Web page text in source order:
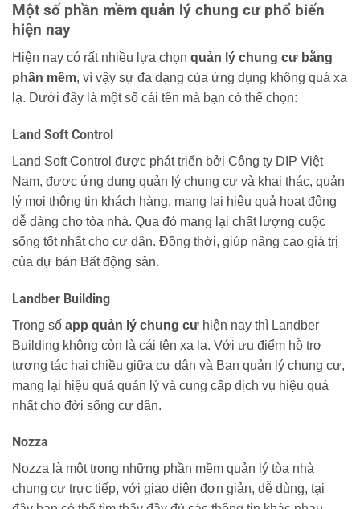
Một số phần mềm quản lý chung cư phổ biến
hiện nay
Hiện nay có rất nhiều lựa chọn quản lý chung cư bằng
phần mềm, vì vậy sự đa dạng của ứng dụng không quá xa
lạ. Dưới đây là một số cái tên mà bạn có thể chọn:
Land Soft Control
Land Soft Control được phát triển bởi Công ty DIP Việt
Nam, được ứng dụng quản lý chung cư và khai thác, quản
lý mọi thông tin khách hàng, mang lại hiệu quả hoạt động
dễ dàng cho tòa nhà. Qua đó mang lại chất lượng cuộc
sống tốt nhất cho cư dân. Đồng thời, giúp nâng cao giá trị
của dự bán Bất động sản.
Landber Building
Trong số app quản lý chung cư hiện nay thì Landber
Building không còn là cái tên xa lạ. Với ưu điểm hỗ trợ
tương tác hai chiều giữa cư dân và Ban quản lý chung cư,
mang lại hiệu quả quản lý và cung cấp dịch vụ hiệu quả
nhất cho đời sống cư dân.
Nozza
Nozza là một trong những phần mềm quản lý tòa nhà
chung cư trực tiếp, với giao diện đơn giản, dễ dùng, tại